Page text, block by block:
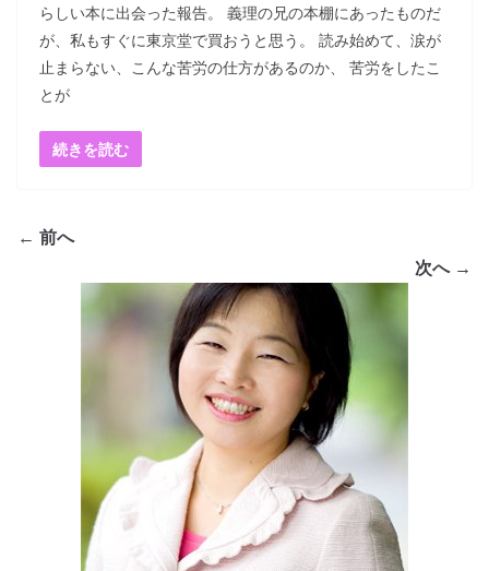
らしい本に出会った報告。 義理の兄の本棚にあったものだ
が、私もすぐに東京堂で買おうと思う。 読み始めて、涙が
止まらない、こんな苦労の仕方があるのか、 苦労をしたこ
とが
続きを読む
← 前へ
次へ →